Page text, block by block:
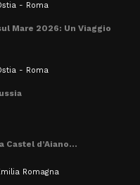
- Roma
Mare 2026: Un Viaggio
- Roma
Castel d’Aiano...
Romagna